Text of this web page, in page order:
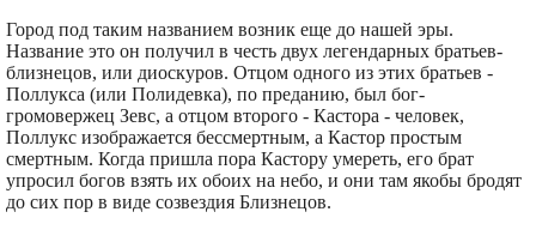
Город под таким названием возник еще до нашей эры.
Название это он получил в честь двух легендарных братьев-
близнецов, или диоскуров. Отцом одного из этих братьев -
Поллукса (или Полидевка), по преданию, был бог-
громовержец Зевс, а отцом второго - Кастора - человек,
Поллукс изображается бессмертным, а Кастор простым
смертным. Когда пришла пора Кастору умереть, его брат
упросил богов взять их обоих на небо, и они там якобы бродят
до сих пор в виде созвездия Близнецов.